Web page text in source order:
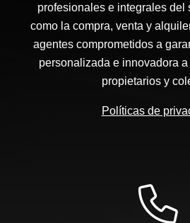
profesionales e integrales del
como la compra, venta y
agentes comprometidos a
personalizada e innovadora
propietarios y
Políticas de